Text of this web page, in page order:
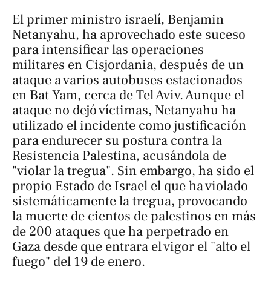
El primer ministro israelí, Benjamin
Netanyahu, ha aprovechado este suceso
para intensificar las operaciones
militares en Cisjordania, después de un
ataque a varios autobuses estacionados
en Bat Yam, cerca de Tel Aviv. Aunque el
ataque no dejó víctimas, Netanyahu ha
utilizado el incidente como justificación
para endurecer su postura contra la
Resistencia Palestina, acusándola de
"violar la tregua". Sin embargo, ha sido el
propio Estado de Israel el que ha violado
sistemáticamente la tregua, provocando
la muerte de cientos de palestinos en más
de 200 ataques que ha perpetrado en
Gaza desde que entrara el vigor el "alto el
fuego" del 19 de enero.